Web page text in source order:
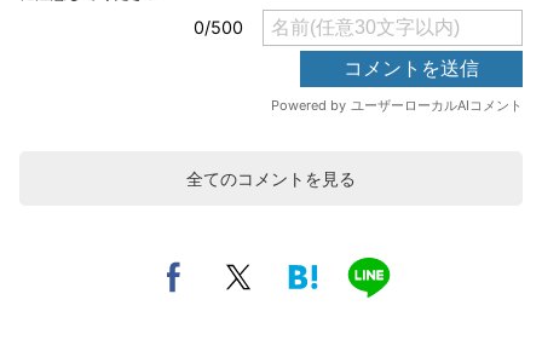
全てのコメントを見る